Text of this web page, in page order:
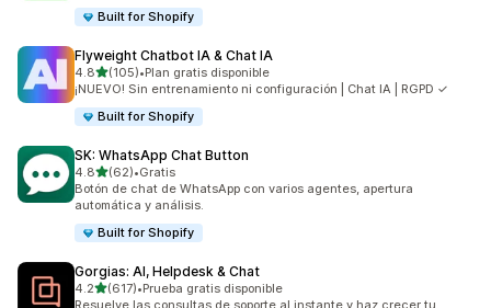
Built for Shopify
Flyweight Chatbot IA & Chat IA
4.8de 5 estrellas
(105)
105 reseñas en total
•Plan gratis disponible
¡NUEVO! Sin entrenamiento ni configuración | Chat IA | RGPD ✓
Built for Shopify
SK: WhatsApp Chat Button
4.8de 5 estrellas
(62)
62 reseñas en total
•Gratis
Botón de chat de WhatsApp con varios agentes, apertura
automática y análisis.
Built for Shopify
Gorgias: AI, Helpdesk & Chat
4.2de 5 estrellas
(617)
617 reseñas en total
•Prueba gratis disponible
Resuelve las consultas de soporte al instante y haz crecer tu